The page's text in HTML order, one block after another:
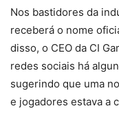
Nos bastidores da
receberá o nome
disso, o CEO da CI
redes sociais há
sugerindo que uma
e jogadores estava a